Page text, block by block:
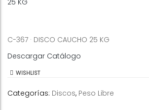
C-367 · DISCO CAUCHO 25 KG
Descargar Catálogo
WISHLIST
Categorías: Discos, Peso Libre